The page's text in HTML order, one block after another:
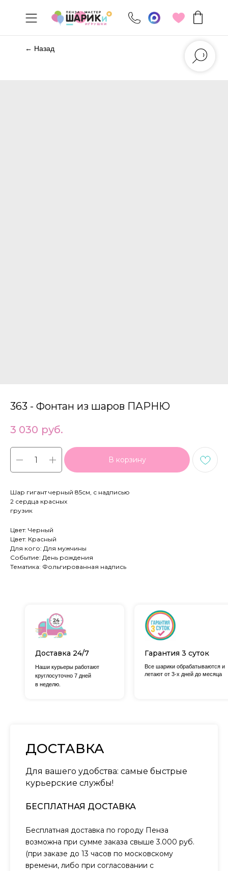
← Назад
363 - Фонтан из шаров ПАРНЮ
3 030 руб.
В корзину
Шар гигант черный 85см, с надписью
2 сердца красных
грузик
Цвет: Черный
Цвет: Красный
Для кого: Для мужчины
Событие: День рождения
Тематика: Фольгированная надпись
Доставка 24/7
Все шарики обрабатываются и
летают от 3-х дней до месяца
Наши курьеры работают
круглосуточно 7 дней
в неделю.
Гарантия 3 суток
ДОСТАВКА
Для вашего удобства: самые быстрые
курьерские службы!
БЕСПЛАТНАЯ ДОСТАВКА
Бесплатная доставка по городу Пенза
возможна при сумме заказа свыше 3.000 руб.
(при заказе до 13 часов по московскому
времени, либо при согласовании с